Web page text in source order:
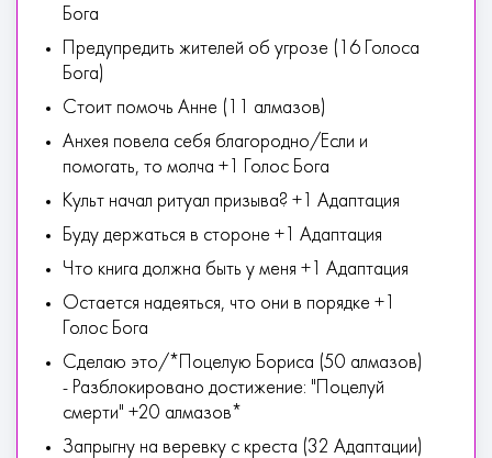
Бога
Предупредить жителей об угрозе (16 Голоса
Бога)
Стоит помочь Анне (11 алмазов)
Анхея повела себя благородно/Если и
помогать, то молча +1 Голос Бога
Культ начал ритуал призыва? +1 Адаптация
Буду держаться в стороне +1 Адаптация
Что книга должна быть у меня +1 Адаптация
Остается надеяться, что они в порядке +1
Голос Бога
Сделаю это/*Поцелую Бориса (50 алмазов)
- Разблокировано достижение: "Поцелуй
смерти" +20 алмазов*
Запрыгну на веревку с креста (32 Адаптации)